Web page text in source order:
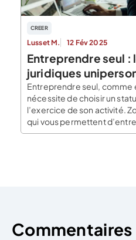
CREER
Lusset M. 12 Fév 2025
Entreprendre seul :
juridiques
Entreprendre seul, comme
nécessite de choisir un
l’exercice de son activité.
qui vous permettent
Entreprendre seul avec
Commentaires